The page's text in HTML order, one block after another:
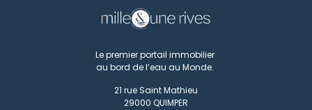
Le premier portail immobilier
au bord de l’eau au Monde.
21 rue Saint Mathieu
29000 QUIMPER